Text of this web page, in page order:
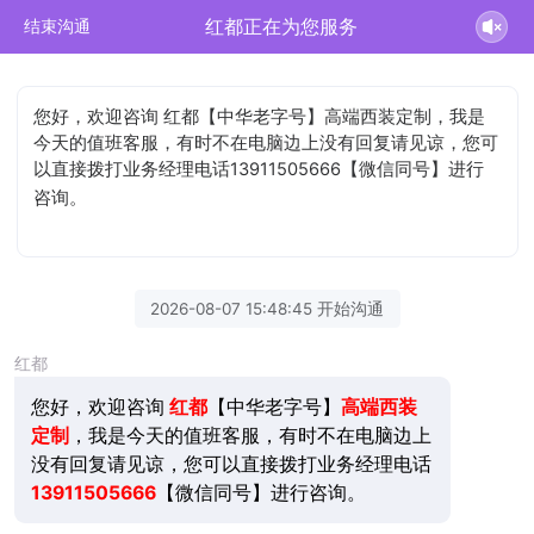
结束沟通 红都正在为您服务
您好，欢迎咨询 红都【中华老字号】高端西装定制，我是
今天的值班客服，有时不在电脑边上没有回复请见谅，您可
以直接拨打业务经理电话13911505666【微信同号】进行
咨询。
2026-08-07 15:48:45 开始沟通
红都
您好，欢迎咨询 红都【中华老字号】 高端西装
定制 ，我是今天的值班客服，有时不在电脑边上
没有回复请见谅，您可以直接拨打业务经理电话
13911505666【微信同号】进行咨询。